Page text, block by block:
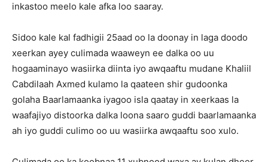
inkastoo meelo kale afka loo saaray.
Sidoo kale kal fadhigii 25aad oo la doonay in laga doodo
xeerkan ayey culimada waaweyn ee dalka oo uu
hogaaminayo wasiirka diinta iyo awqaaftu mudane Khaliil
Cabdilaah Axmed kulamo la qaateen shir gudoonka
golaha Baarlamaanka iyagoo isla qaatay in xeerkaas la
waafajiyo distoorka dalka loona saaro guddi baarlamaanka
ah iyo guddi culimo oo uu wasiirka awqaaftu soo xulo.